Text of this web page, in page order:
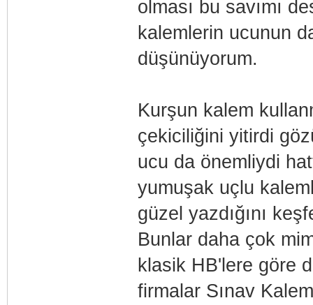
olması bu savımı
kalemlerin ucunun
düşünüyorum.
Kurşun kalem
çekiciliğini yitirdi
ucu da önemliydi
yumuşak uçlu
güzel yazdığını
Bunlar daha çok
klasik HB'lere göre
firmalar Sınav